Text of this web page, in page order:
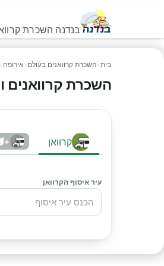
בנדנה השכרת
בית› השכרת קרוואנים בעולם › אירופה ›
השכרת קרוואנים
קרוואן +
עיר איסוף הקרוואן